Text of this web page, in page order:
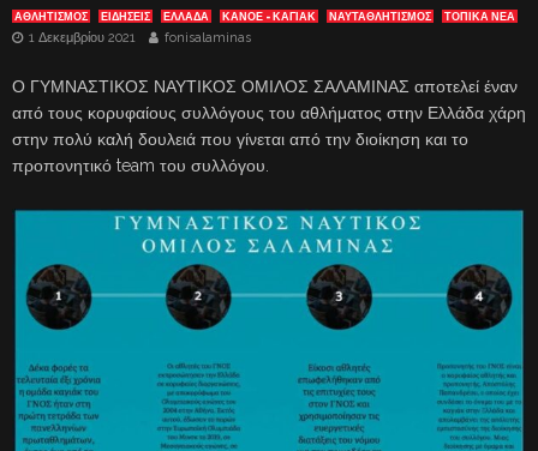
ΑΘΛΗΤΙΣΜΟΣ ΕΙΔΗΣΕΙΣ ΕΛΛΑΔΑ ΚΑΝΌΕ - ΚΑΓΙΆΚ ΝΑΥΤΑΘΛΗΤΙΣΜΟΣ ΤΟΠΙΚΑ ΝΕΑ
1 Δεκεμβρίου 2021 fonisalaminas
Ο ΓΥΜΝΑΣΤΙΚΟΣ ΝΑΥΤΙΚΟΣ ΟΜΙΛΟΣ ΣΑΛΑΜΙΝΑΣ αποτελεί έναν
από τους κορυφαίους συλλόγους του αθλήματος στην Ελλάδα χάρη
στην πολύ καλή δουλειά που γίνεται από την διοίκηση και το
προπονητικό team του συλλόγου.